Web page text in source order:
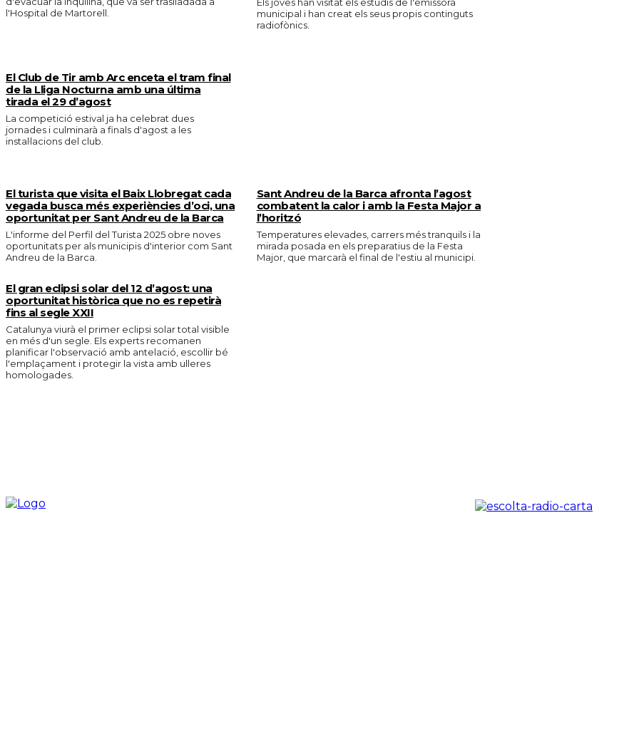
l'Hospital de Martorell.
Els joves han visitat els estudis de l'emissora
municipal i han creat els seus propis continguts
radiofònics.
El Club de Tir amb Arc enceta el tram final
de la Lliga Nocturna amb una última
tirada el 29 d’agost
La competició estival ja ha celebrat dues
jornades i culminarà a finals d'agost a les
instal·lacions del club.
El turista que visita el Baix Llobregat cada
vegada busca més experiències d’oci, una
oportunitat per Sant Andreu de la Barca
L'informe del Perfil del Turista 2025 obre noves
oportunitats per als municipis d'interior com Sant
Andreu de la Barca.
Sant Andreu de la Barca afronta l’agost
combatent la calor i amb la Festa Major a
l’horitzó
Temperatures elevades, carrers més tranquils i la
mirada posada en els preparatius de la Festa
Major, que marcarà el final de l'estiu al municipi.
El gran eclipsi solar del 12 d’agost: una
oportunitat històrica que no es repetirà
fins al segle XXII
Catalunya viurà el primer eclipsi solar total visible
en més d'un segle. Els experts recomanen
planificar l'observació amb antelació, escollir bé
l'emplaçament i protegir la vista amb ulleres
homologades.